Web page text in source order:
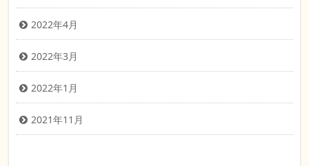
2022年4月
2022年3月
2022年1月
2021年11月